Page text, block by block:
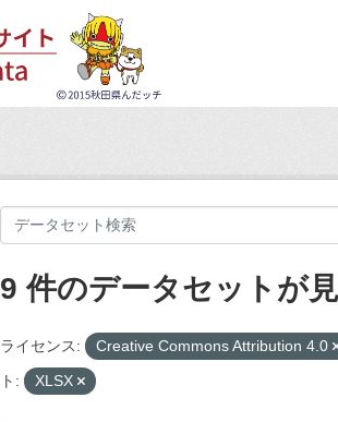
9 件のデータセットが
ライセンス: Creative Commons Attribution 4.0
ト:
XLSX